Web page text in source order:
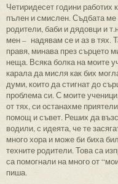
Четиридесет години работих
пълен и смислен. Съдбата
родители, баби и дядовци и
мен – надявам се и аз в тях.
правя, минава през сърцето
неща. Всяка болка на моите
карала да мисля как бих
думи, които да стигнат до
проблема си. С моите
от тях, си останахме
помощ и съвет. Реших да
водили, с идеята, че те
много хора и може би биха
техните родители. Това са
са помогнали на много от
пиша.